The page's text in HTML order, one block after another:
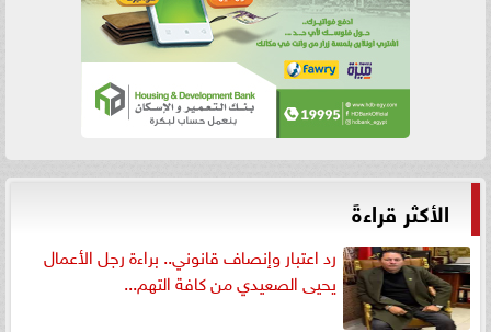
الأكثر قراءةً
رد اعتبار وإنصاف قانوني.. براءة رجل الأعمال
يحيى الصعيدي من كافة التهم...